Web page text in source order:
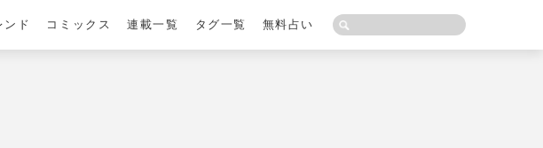
ンド コミックス 連載一覧 タグ一覧 無料占い